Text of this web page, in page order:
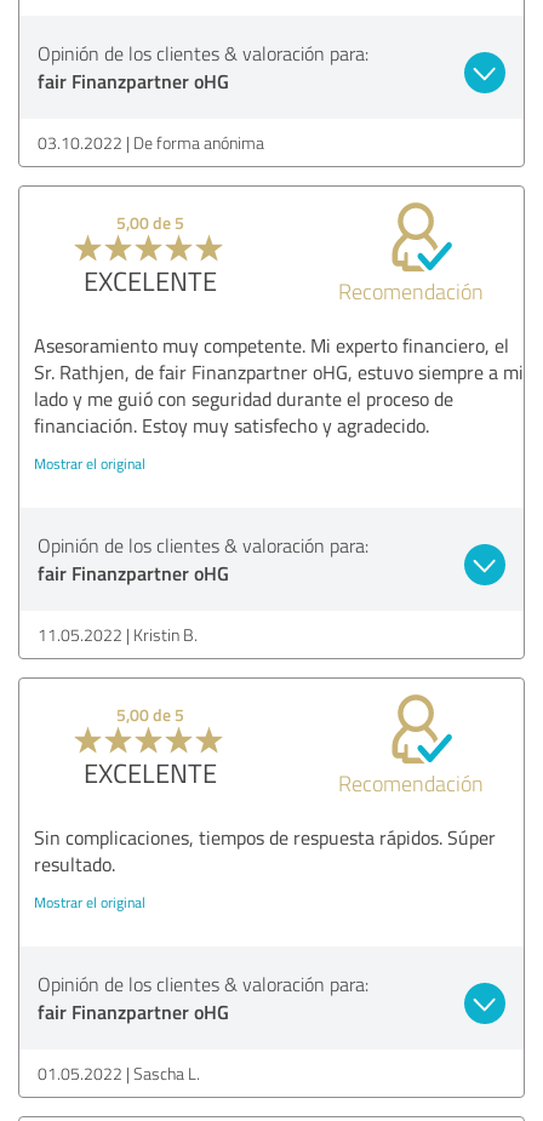
Opinión de los clientes & valoración para:
fair Finanzpartner oHG
03.10.2022 De forma anónima
5,00 de 5
EXCELENTE Recomendación
Asesoramiento muy competente. Mi experto financiero, el
Sr. Rathjen, de fair Finanzpartner oHG, estuvo siempre a mi
lado y me guió con seguridad durante el proceso de
financiación. Estoy muy satisfecho y agradecido.
Mostrar el original
Opinión de los clientes & valoración para:
fair Finanzpartner oHG
11.05.2022 Kristin B.
5,00 de 5
EXCELENTE Recomendación
Sin complicaciones, tiempos de respuesta rápidos. Súper
resultado.
Mostrar el original
Opinión de los clientes & valoración para:
fair Finanzpartner oHG
01.05.2022 Sascha L.